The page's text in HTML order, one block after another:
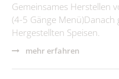
Gemeinsames Herstellen
(4-5 Gänge Menü)Danach
Hergestellten Speisen.
mehr erfahren